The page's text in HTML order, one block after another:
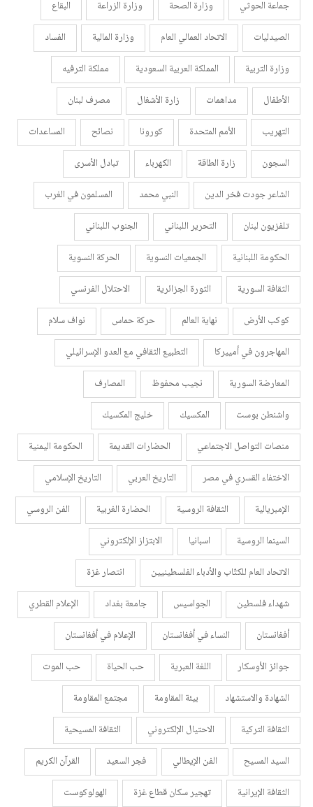
جماعة الحوثي وزارة الصحة وزارة الزراعة
البقاع
الصيدليات
الاتحاد العمالي العام وزارة المالية
الفساد
وزارة التربية
المملكة العربية السعودية
مملكة الترفيه
الأطفال
مداهمات زارة الأشغال
مصرف لبنان
التهريب
الأمم المتحدة كورونا نصائح
المساعدات
السجون
زارة الطاقة الكهرباء
تبادل الأسرى
الشاعر جودت فخر الدين
النبي محمد
المسلمون في الغرب
تلفزيون لبنان
التحرير اللبناني
الجنوب اللبناني
الحكومة اللبنانية
الجمعيات النسوية
الحركة النسوية
الثقافة السورية
الثورة الجزائرية
الاحتلال الفرنسي
كوكب الأرض
نهاية العالم حركة حماس
نواف سلام
المهاجرون في أمييركا
التطبيع الثقافي مع العدو الإسرائيلي
المعارضة السورية
نجيب محفوظ
المصارف
واشنطن بوست
المكسيك
خليج المكسيك
منصات التواصل الاجتماعي
الحضارات القديمة
الحكومة اليمنية
الاختفاء القسري في مصر
التاريخ العربي
التاريخ الإسلامي
الإمبريالية
الثقافة الروسية الحضارة الغربية
الفن الروسي
السينما الروسية
اسبانيا
الابتزاز الإلكتروني
الاتحاد العام للكتّاب والأدباء الفلسطينيين
انتصار غزة
شهداء فلسطين
الجواسيس جامعة بغداد
الإعلام القطري
أفغانستان
النساء في أفغانستان
الإعلام في أفغانستان
جوائز الأوسكار
اللغة العبرية حب الحياة
حب الموت
الشهادة والاستشهاد
بيئة المقاومة
مجتمع المقاومة
الثقافة التركية
الاحتيال الإلكتروني
الثقافة المسيحية
السيد المسيح
الفن الإيطالي فجر السعيد
القرآن الكريم
الثقافة الإيرانية
تهجير سكان قطاع غزة
الهولوكوست